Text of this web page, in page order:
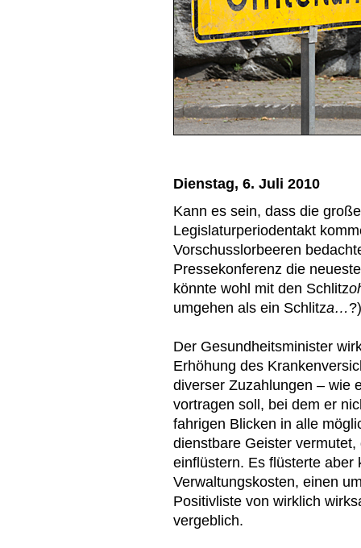
Dienstag, 6. Juli 2010
Kann es sein, dass die
Legislaturperiodentakt
Vorschusslorbeeren
Pressekonferenz die
könnte wohl mit den Schlitz
umgehen als ein Schlitza…?)
Der Gesundheitsminister
Erhöhung des
diverser Zuzahlungen – wie
vortragen soll, bei dem er
fahrigen Blicken in alle
dienstbare Geister
einflüstern. Es flüsterte aber
Verwaltungskosten, einen
Positivliste von wirklich
vergeblich.